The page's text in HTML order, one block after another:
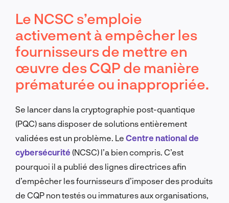
Le NCSC s’emploie
activement à empêcher les
fournisseurs de mettre en
œuvre des CQP de manière
prématurée ou inappropriée.
Se lancer dans la cryptographie post-quantique
(PQC) sans disposer de solutions entièrement
validées est un problème. Le Centre national de
cybersécurité (NCSC) l’a bien compris. C’est
pourquoi il a publié des lignes directrices afin
d’empêcher les fournisseurs d’imposer des produits
de CQP non testés ou immatures aux organisations,